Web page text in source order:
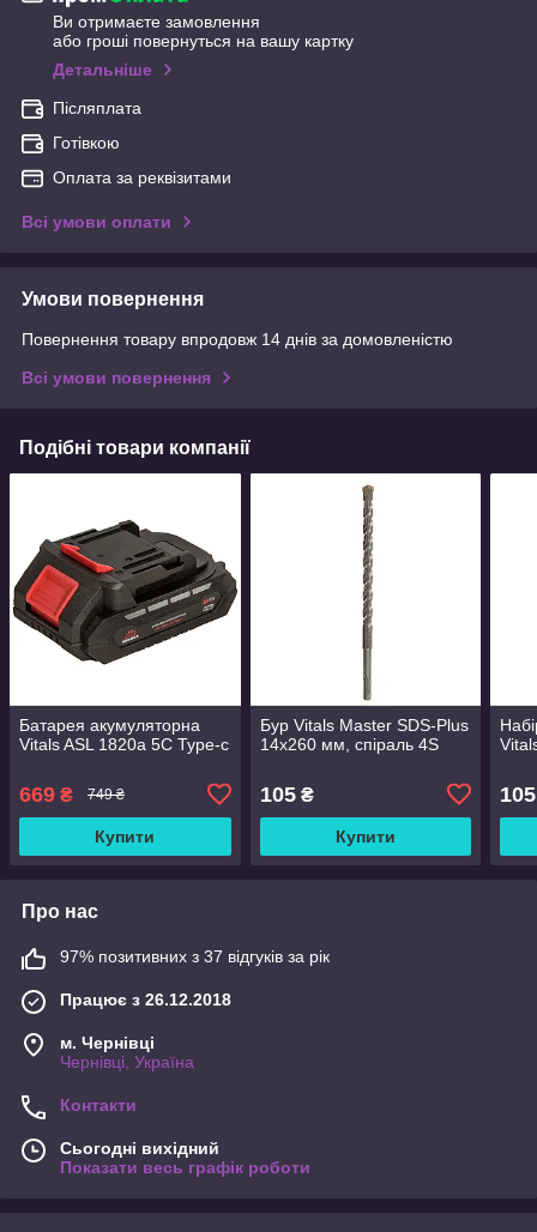
Ви отримаєте замовлення
або гроші повернуться на вашу картку
Детальніше
Післяплата
Готівкою
Оплата за реквізитами
Всі умови оплати
Умови повернення
Повернення товару впродовж 14 днів за домовленістю
Всі умови повернення
Подібні товари компанії
Батарея акумуляторна
Vitals ASL 1820a 5С Type-c
669 ₴ 749 ₴
Купити
Бур Vitals Master SDS-Plus
14х260 мм, спіраль 4S
105₴
Купити
105
Про нас
97% позитивних з 37 відгуків за рік
Працює з 26.12.2018
м. Чернівці
Чернівці, Україна
Контакти
Сьогодні вихідний
Показати весь графік роботи